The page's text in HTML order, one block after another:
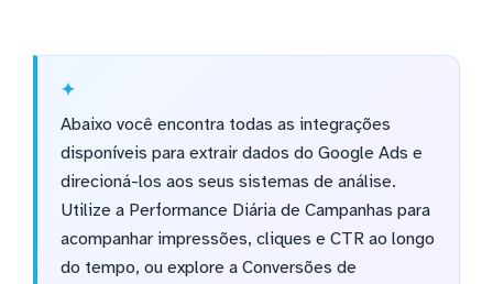
Abaixo você encontra todas as integrações
disponíveis para extrair dados do Google Ads e
direcioná-los aos seus sistemas de análise.
Utilize a Performance Diária de Campanhas para
acompanhar impressões, cliques e CTR ao longo
do tempo, ou explore a Conversões de